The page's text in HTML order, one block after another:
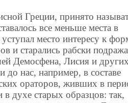
Греции, принято
все меньше места в
место интересу к
и старались рабски
Демосфена, Лисия и других
до нас, например, в составе
ораторов, живших в
духе старых образцов: так,